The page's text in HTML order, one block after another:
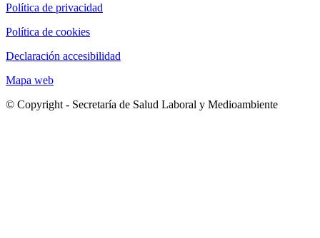
Política de privacidad
Política de cookies
Declaración accesibilidad
Mapa web
© Copyright - Secretaría de Salud Laboral y Medioambiente